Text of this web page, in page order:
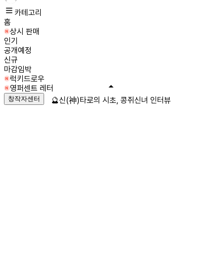
카테고리
홈
상시 판매
인기
공개예정
신규
마감임박
럭키드로우
영퍼센트 레터
창작자센터 🔮신(神)타로의 시초, 콩쥐신녀 인터뷰